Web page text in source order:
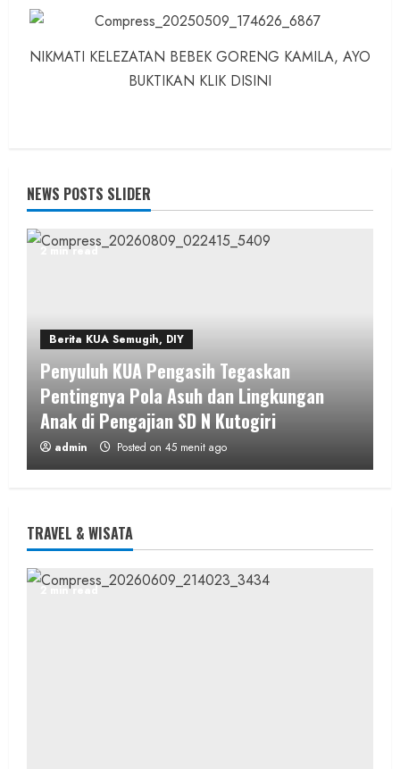
NIKMATI KELEZATAN BEBEK GORENG KAMILA, AYO
BUKTIKAN KLIK DISINI
NEWS POSTS SLIDER
2 min read
Berita KUA Semugih, DIY
Penyuluh KUA Pengasih Tegaskan
Pentingnya Pola Asuh dan Lingkungan
Anak di Pengajian SD N Kutogiri
admin Posted on 45 menit ago
Berita KUA Sewon Bantul DIY
TRAVEL & WISATA
2 min read